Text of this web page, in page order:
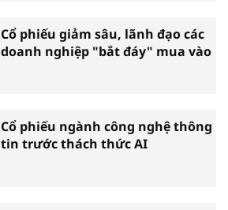
Cổ phiếu giảm sâu, lãnh đạo các
doanh nghiệp "bắt đáy" mua vào
Cổ phiếu ngành công nghệ thông
tin trước thách thức AI